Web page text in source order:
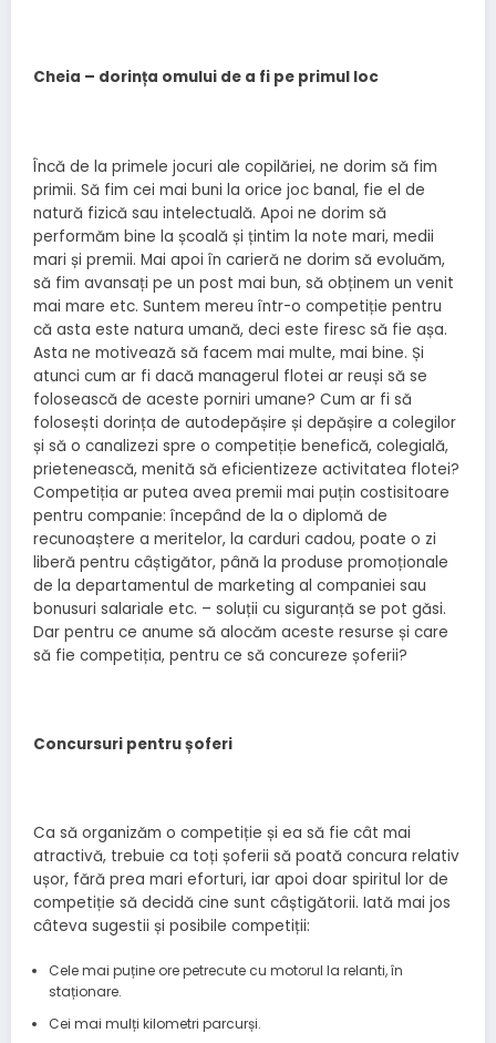
Cheia – dorința omului de a fi pe primul loc
Încă de la primele jocuri ale copilăriei, ne dorim să fim
primii. Să fim cei mai buni la orice joc banal, fie el de
natură fizică sau intelectuală. Apoi ne dorim să
performăm bine la școală și țintim la note mari, medii
mari și premii. Mai apoi în carieră ne dorim să evoluăm,
să fim avansați pe un post mai bun, să obținem un venit
mai mare etc. Suntem mereu într-o competiție pentru
că asta este natura umană, deci este firesc să fie așa.
Asta ne motivează să facem mai multe, mai bine. Și
atunci cum ar fi dacă managerul flotei ar reuși să se
folosească de aceste porniri umane? Cum ar fi să
folosești dorința de autodepășire și depășire a colegilor
și să o canalizezi spre o competiție benefică, colegială,
prietenească, menită să eficientizeze activitatea flotei?
Competiția ar putea avea premii mai puțin costisitoare
pentru companie: începând de la o diplomă de
recunoaștere a meritelor, la carduri cadou, poate o zi
liberă pentru câștigător, până la produse promoționale
de la departamentul de marketing al companiei sau
bonusuri salariale etc. – soluții cu siguranță se pot găsi.
Dar pentru ce anume să alocăm aceste resurse și care
să fie competiția, pentru ce să concureze șoferii?
Concursuri pentru șoferi
Ca să organizăm o competiție și ea să fie cât mai
atractivă, trebuie ca toți șoferii să poată concura relativ
ușor, fără prea mari eforturi, iar apoi doar spiritul lor de
competiție să decidă cine sunt câștigătorii. Iată mai jos
câteva sugestii și posibile competiții:
Cele mai puține ore petrecute cu motorul la relanti, în
staționare.
Cei mai mulți kilometri parcurși.